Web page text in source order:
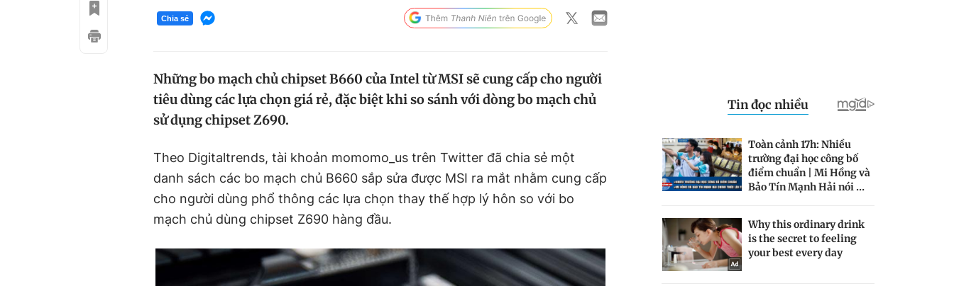
Chia sẻ
Những bo mạch chủ chipset B660 của Intel từ MSI sẽ cung cấp cho người
tiêu dùng các lựa chọn giá rẻ, đặc biệt khi so sánh với dòng bo mạch chủ
sử dụng chipset Z690.
Theo Digitaltrends, tài khoản momomo_us trên Twitter đã chia sẻ một
danh sách các bo mạch chủ B660 sắp sửa được MSI ra mắt nhằm cung cấp
cho người dùng phổ thông các lựa chọn thay thế hợp lý hôn so với bo
mạch chủ dùng chipset Z690 hàng đầu.